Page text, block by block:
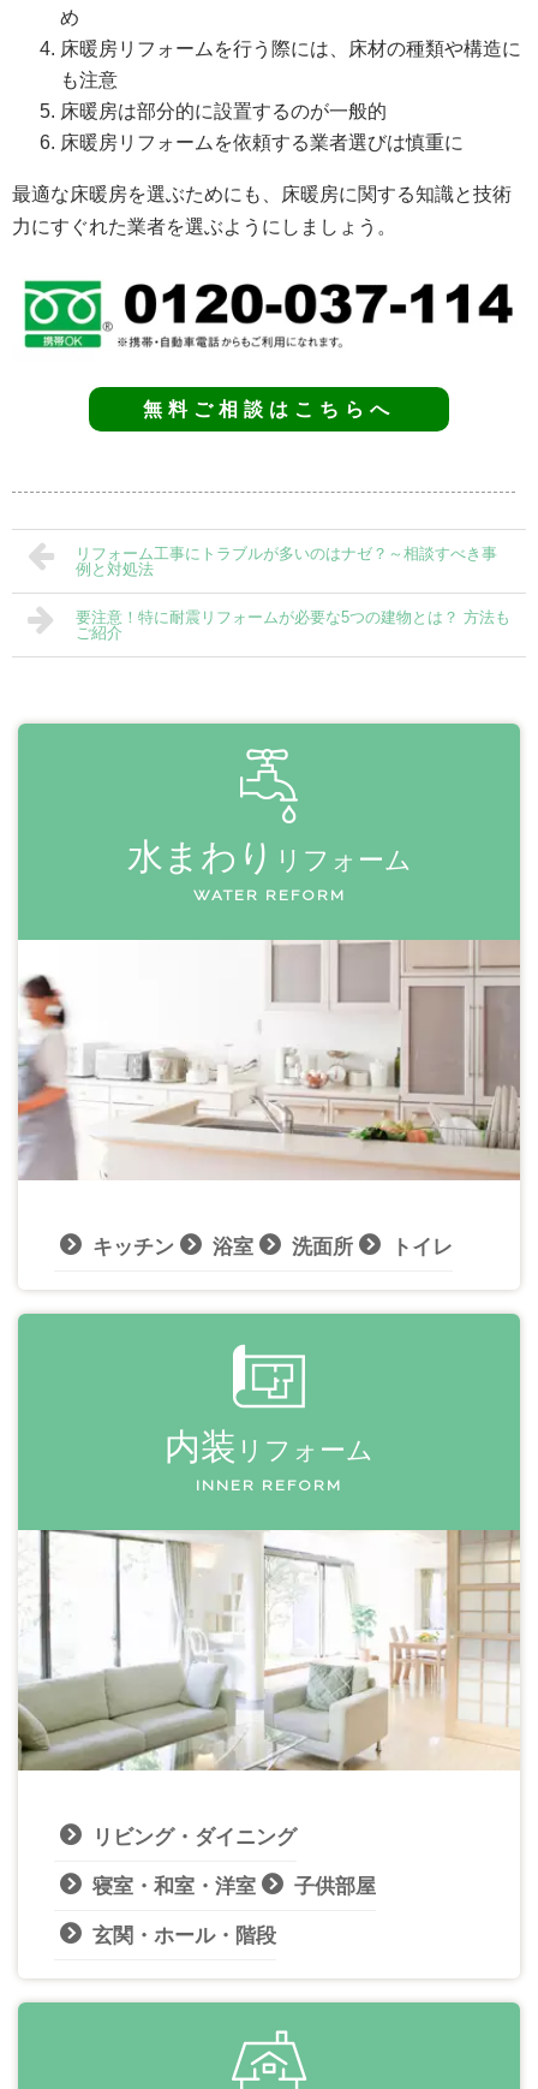
め
床暖房リフォームを行う際には、床材の種類や構造に
も注意
床暖房は部分的に設置するのが一般的
床暖房リフォームを依頼する業者選びは慎重に
最適な床暖房を選ぶためにも、床暖房に関する知識と技術
力にすぐれた業者を選ぶようにしましょう。
無料ご相談はこちらへ
リフォーム工事にトラブルが多いのはナゼ？～相談すべき事
例と対処法
要注意！特に耐震リフォームが必要な5つの建物とは？ 方法も
ご紹介
水まわり リフォーム
WATER REFORM
キッチン 浴室 洗面所 トイレ
内装 リフォーム
INNER REFORM
リビング・ダイニング
寝室・和室・洋室 子供部屋
玄関・ホール・階段